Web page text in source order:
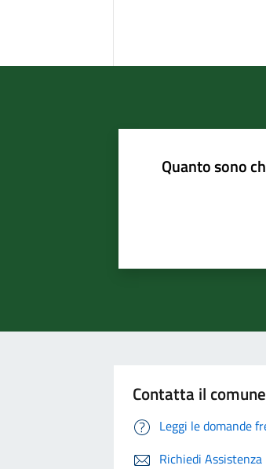
Quanto sono
Contatta il comune
Leggi le domande
Richiedi Assistenza